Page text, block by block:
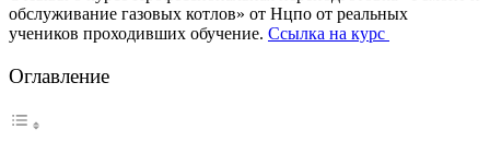
обслуживание газовых котлов» от Нцпо от реальных
учеников проходивших обучение. Ссылка на курс
Оглавление